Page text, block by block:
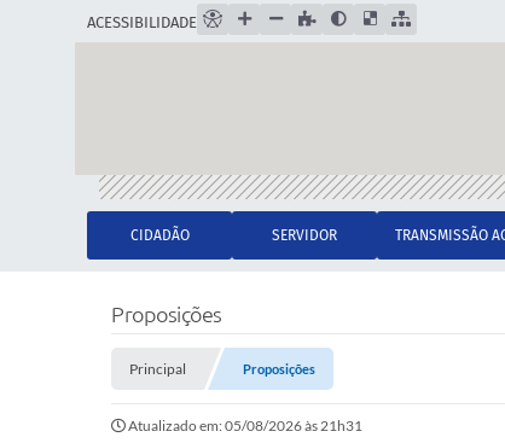
ACESSIBILIDADE
CIDADÃO SERVIDOR TRANSMISSÃO
Proposições
Principal Proposições
Atualizado em: 05/08/2026 às 21h31